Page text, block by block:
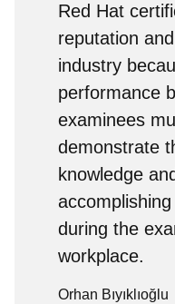
Red Hat
reputation
industry
performance
examinees
demonstrate
knowledge
during the
workplace.
Orhan Bıyıklıoğlu